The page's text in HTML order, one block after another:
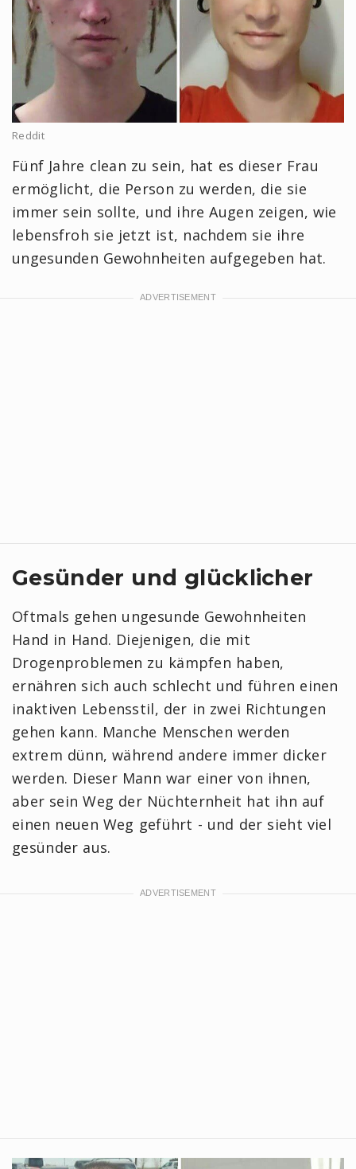
Reddit
Fünf Jahre clean zu sein, hat es dieser Frau
ermöglicht, die Person zu werden, die sie
immer sein sollte, und ihre Augen zeigen, wie
lebensfroh sie jetzt ist, nachdem sie ihre
ungesunden Gewohnheiten aufgegeben hat.
Gesünder und glücklicher
Oftmals gehen ungesunde Gewohnheiten
Hand in Hand. Diejenigen, die mit
Drogenproblemen zu kämpfen haben,
ernähren sich auch schlecht und führen einen
inaktiven Lebensstil, der in zwei Richtungen
gehen kann. Manche Menschen werden
extrem dünn, während andere immer dicker
werden. Dieser Mann war einer von ihnen,
aber sein Weg der Nüchternheit hat ihn auf
einen neuen Weg geführt - und der sieht viel
gesünder aus.